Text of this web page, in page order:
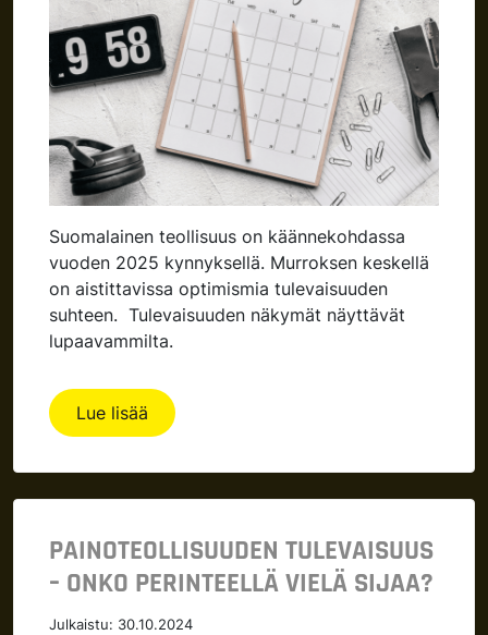
Suomalainen teollisuus on käännekohdassa
vuoden 2025 kynnyksellä. Murroksen keskellä
on aistittavissa optimismia tulevaisuuden
suhteen. Tulevaisuuden näkymät näyttävät
lupaavammilta.
Lue lisää
PAINOTEOLLISUUDEN TULEVAISUUS
– ONKO PERINTEELLÄ VIELÄ SIJAA?
Julkaistu: 30.10.2024